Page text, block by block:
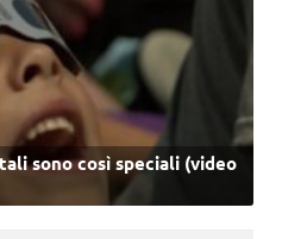
sono così speciali (video